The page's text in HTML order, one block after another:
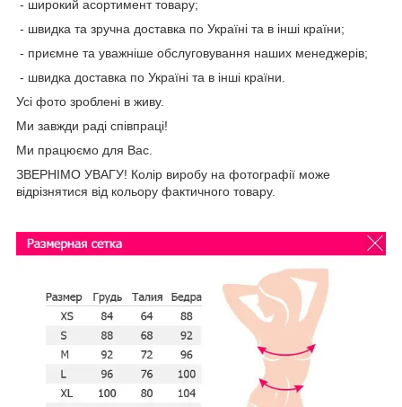
- широкий асортимент товару;
- швидка та зручна доставка по Україні та в інші країни;
- приємне та уважніше обслуговування наших менеджерів;
- швидка доставка по Україні та в інші країни.
Усі фото зроблені в живу.
Ми завжди раді співпраці!
Ми працюємо для Вас.
ЗВЕРНІМО УВАГУ! Колір виробу на фотографії може
відрізнятися від кольору фактичного товару.